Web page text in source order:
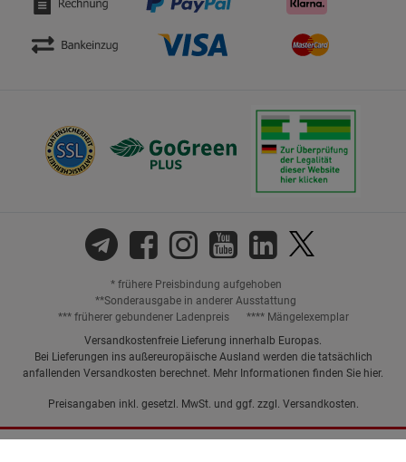
* frühere Preisbindung aufgehoben
**Sonderausgabe in anderer Ausstattung
*** früherer gebundener Ladenpreis
**** Mängelexemplar
Versandkostenfreie Lieferung innerhalb Europas.
Bei Lieferungen ins außereuropäische Ausland werden die tatsächlich
anfallenden Versandkosten berechnet. Mehr Informationen finden Sie hier.
Preisangaben inkl. gesetzl. MwSt. und ggf. zzgl. Versandkosten.